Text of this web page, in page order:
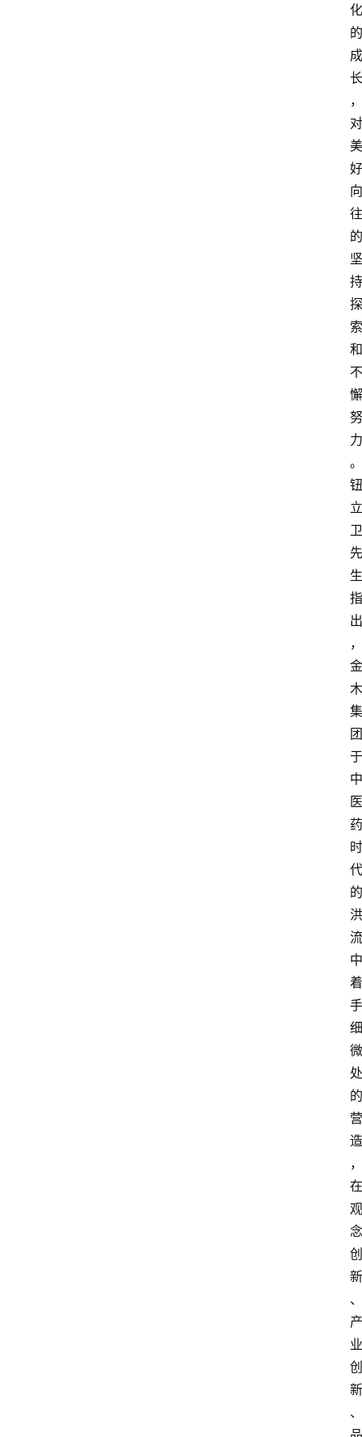
化
的
成
长
，
对
美
好
向
往
的
坚
持
探
索
和
不
懈
努
力
。
钮
立
卫
先
生
指
出
，
金
木
集
团
于
中
医
药
时
代
的
洪
流
中
着
手
细
微
处
的
营
造
，
在
观
念
创
新
、
产
业
创
新
、